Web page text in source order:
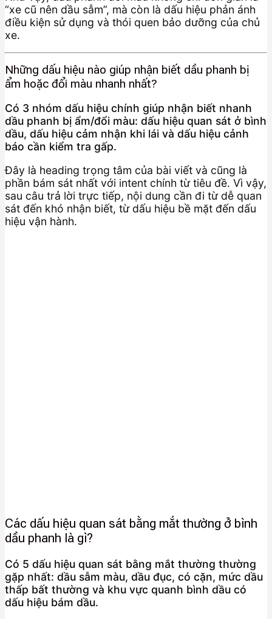
“xe cũ nên dầu sẫm”, mà còn là dấu hiệu phản ánh
điều kiện sử dụng và thói quen bảo dưỡng của chủ
xe.
Những dấu hiệu nào giúp nhận biết dầu phanh bị
ẩm hoặc đổi màu nhanh nhất?
Có 3 nhóm dấu hiệu chính giúp nhận biết nhanh
dầu phanh bị ẩm/đổi màu: dấu hiệu quan sát ở bình
dầu, dấu hiệu cảm nhận khi lái và dấu hiệu cảnh
báo cần kiểm tra gấp.
Đây là heading trọng tâm của bài viết và cũng là
phần bám sát nhất với intent chính từ tiêu đề. Vì vậy,
sau câu trả lời trực tiếp, nội dung cần đi từ dễ quan
sát đến khó nhận biết, từ dấu hiệu bề mặt đến dấu
hiệu vận hành.
Các dấu hiệu quan sát bằng mắt thường ở bình
dầu phanh là gì?
Có 5 dấu hiệu quan sát bằng mắt thường thường
gặp nhất: dầu sẫm màu, dầu đục, có cặn, mức dầu
thấp bất thường và khu vực quanh bình dầu có
dấu hiệu bám dầu.